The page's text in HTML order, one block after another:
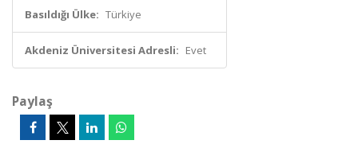
Basıldığı Ülke: Türkiye
Akdeniz Üniversitesi Adresli: Evet
Paylaş